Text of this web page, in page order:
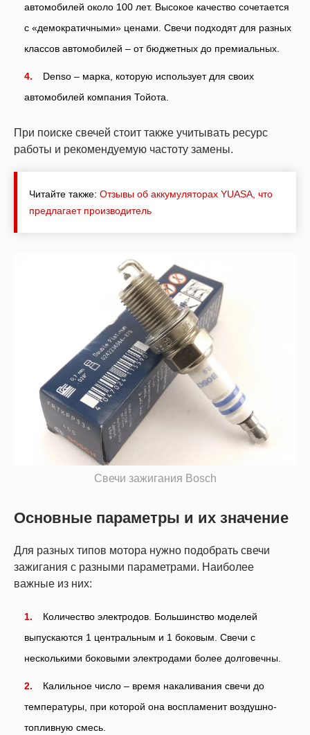
автомобилей около 100 лет. Высокое качество сочетается
с «демократичными» ценами. Свечи подходят для разных
классов автомобилей – от бюджетных до премиальных.
Denso – марка, которую использует для своих
автомобилей компания Тойота.
При поиске свечей стоит также учитывать ресурс
работы и рекомендуемую частоту замены.
Читайте также: Отзывы об аккумуляторах YUASA, что
предлагает производитель
Свечи зажигания Bosch
Основные параметры и их значение
Для разных типов мотора нужно подобрать свечи
зажигания с разными параметрами. Наиболее
важные из них:
Количество электродов. Большинство моделей
выпускаются 1 центральным и 1 боковым. Свечи с
несколькими боковыми электродами более долговечны.
Калильное число – время накаливания свечи до
температуры, при которой она воспламенит воздушно-
топливную смесь.